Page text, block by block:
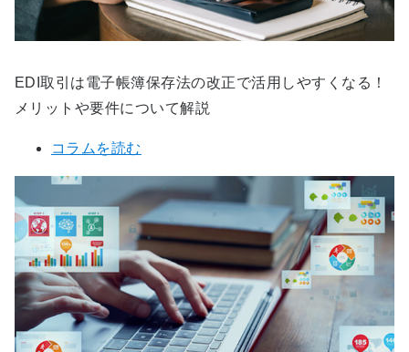
EDI取引は電子帳簿保存法の改正で活用しやすくなる！
メリットや要件について解説
コラムを読む